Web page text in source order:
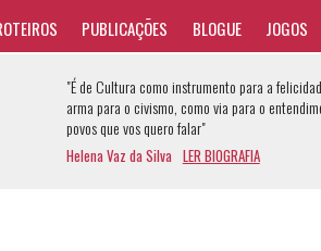
PUBLICAÇÕES BLOGUE JOGOS
"É de Cultura como instrumento para a
arma para o civismo, como via para o
povos que vos quero falar"
Helena Vaz da Silva LER BIOGRAFIA